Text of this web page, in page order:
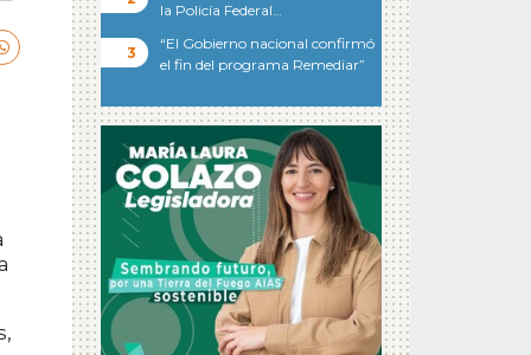
la Policía Federal…
“El Gobierno nacional confirmó
el fin del programa Remediar”